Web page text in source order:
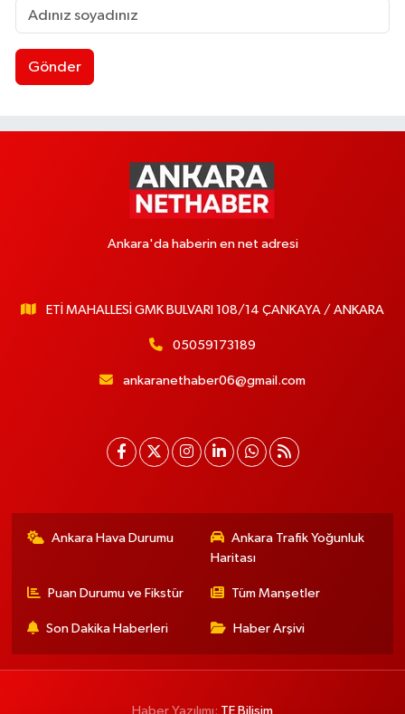
Gönder
Ankara'da haberin en net adresi
ETİ MAHALLESİ GMK BULVARI 108/14 ÇANKAYA / ANKARA
05059173189
ankaranethaber06@gmail.com
Ankara Hava Durumu
Ankara Trafik Yoğunluk
Haritası
Puan Durumu ve Fikstür Tüm Manşetler
Son Dakika Haberleri Haber Arşivi
Haber Yazılımı: TE Bilişim